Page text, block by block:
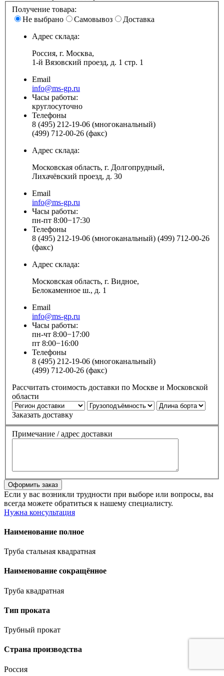
Получение товара:
Не выбрано
Самовывоз
Доставка
Адрес склада:
Россия, г. Москва,
1-й Вязовский проезд, д. 1 стр. 1
Email
info@ms-gp.ru
Часы работы:
круглосуточно
Телефоны
8 (495) 212-19-06 (многоканальный)
(499) 712-00-26 (факс)
Адрес склада:
Московская область, г. Долгопрудный,
Лихачёвский проезд, д. 30
Email
info@ms-gp.ru
Часы работы:
пн-пт 8:00−17:30
Телефоны
8 (495) 212-19-06 (многоканальный) (499) 712-00-26
(факс)
Адрес склада:
Московская область, г. Видное,
Белокаменное ш., д. 1
Email
info@ms-gp.ru
Часы работы:
пн-чт 8:00−17:00
пт 8:00−16:00
Телефоны
8 (495) 212-19-06 (многоканальный)
(499) 712-00-26 (факс)
Рассчитать стоимость доставки по Москве и Московской
области
Заказать доставку
Примечание / адрес доставки
Если у вас возникли трудности при выборе или вопросы, вы
всегда можете обратиться к нашему специалисту.
Нужна консультация
Наименование полное
Труба стальная квадратная
Наименование сокращённое
Труба квадратная
Тип проката
Трубный прокат
Страна производства
Россия